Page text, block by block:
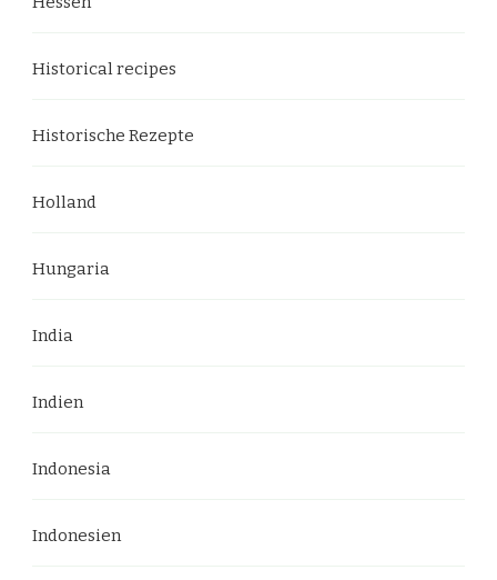
Historical recipes
Historische Rezepte
Holland
Hungaria
India
Indien
Indonesia
Indonesien